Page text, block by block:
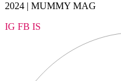
2024 | MUMMY MAG
IG FB IS